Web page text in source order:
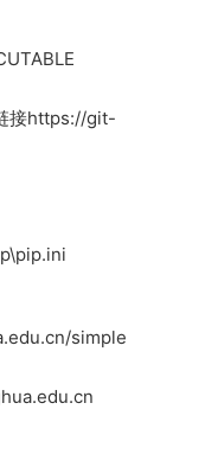
接https://git-
simple